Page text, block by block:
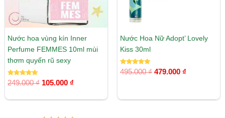
Nước hoa vùng kín Inner
Perfume FEMMES 10ml mùi
thơm quyến rũ sexy
Được xếp
hạng
249.000₫ 105.000 ₫
Nước Hoa Nữ Adopt’ Lovely
Kiss 30ml
Được xếp
hạng
495.000₫ 479.000 ₫